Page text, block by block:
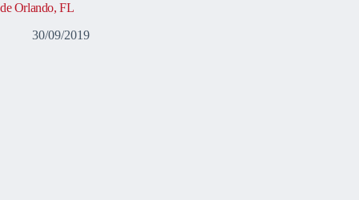
de Orlando, FL
30/09/2019